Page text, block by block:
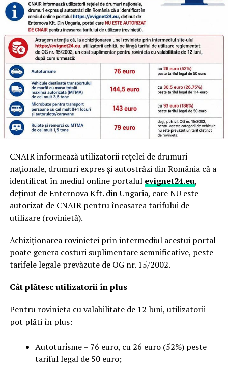
CNAIR informează utilizatorii rețelei de drumuri
naționale, drumuri expres și autostrăzi din România că a
identificat în mediul online portalul evignet24.eu,
deținut de Enternova Kft. din Ungaria, care NU este
autorizat de CNAIR pentru încasarea tarifului de
utilizare (rovinietă).
Achiziționarea rovinietei prin intermediul acestui portal
poate genera costuri suplimentare semnificative, peste
tarifele legale prevăzute de OG nr. 15/2002.
Cât plătesc utilizatorii în plus
Pentru rovinieta cu valabilitate de 12 luni, utilizatorii
pot plăti în plus:
Autoturisme – 76 euro, cu 26 euro (52%) peste
tariful legal de 50 euro;